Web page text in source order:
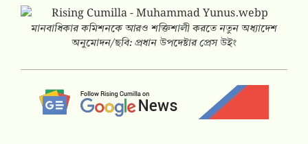
মানবাধিকার কমিশনকে আরও শক্তিশালী করতে নতুন অধ্যাদেশ
অনুমোদন/ছবি: প্রধান উপদেষ্টার প্রেস উইং